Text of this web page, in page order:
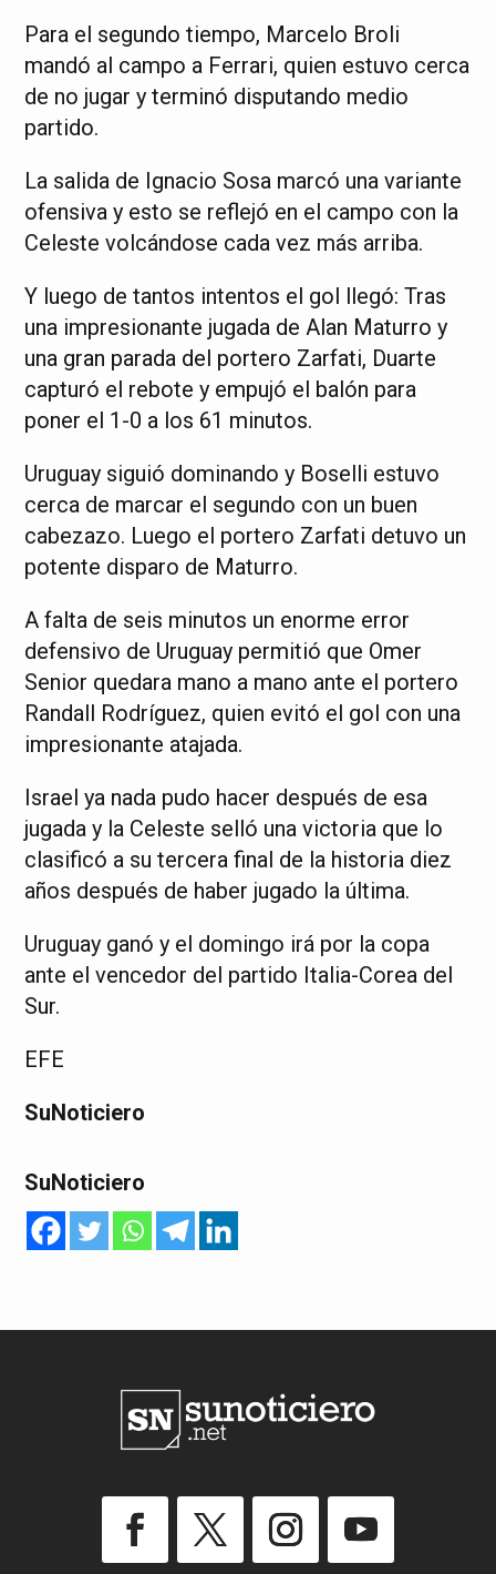
Para el segundo tiempo, Marcelo Broli
mandó al campo a Ferrari, quien estuvo cerca
de no jugar y terminó disputando medio
partido.
La salida de Ignacio Sosa marcó una variante
ofensiva y esto se reflejó en el campo con la
Celeste volcándose cada vez más arriba.
Y luego de tantos intentos el gol llegó: Tras
una impresionante jugada de Alan Maturro y
una gran parada del portero Zarfati, Duarte
capturó el rebote y empujó el balón para
poner el 1-0 a los 61 minutos.
Uruguay siguió dominando y Boselli estuvo
cerca de marcar el segundo con un buen
cabezazo. Luego el portero Zarfati detuvo un
potente disparo de Maturro.
A falta de seis minutos un enorme error
defensivo de Uruguay permitió que Omer
Senior quedara mano a mano ante el portero
Randall Rodríguez, quien evitó el gol con una
impresionante atajada.
Israel ya nada pudo hacer después de esa
jugada y la Celeste selló una victoria que lo
clasificó a su tercera final de la historia diez
años después de haber jugado la última.
Uruguay ganó y el domingo irá por la copa
ante el vencedor del partido Italia-Corea del
Sur.
EFE
SuNoticiero
SuNoticiero